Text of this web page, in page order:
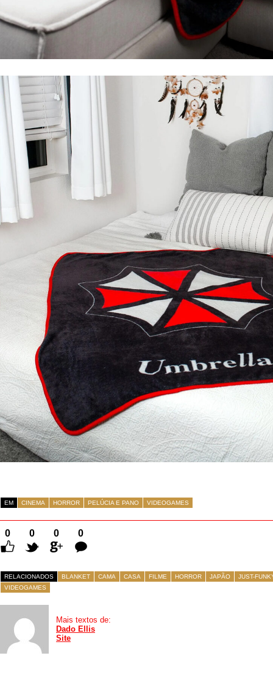
EM CINEMA HORROR PELÚCIA E PANO VIDEOGAMES
0 0 0
0
Comentários
RELACIONADOS BLANKET CAMA CASA FILME HORROR JAPÃO
JUST-
VIDEOGAMES
Mais textos de:
Dado Ellis
Site